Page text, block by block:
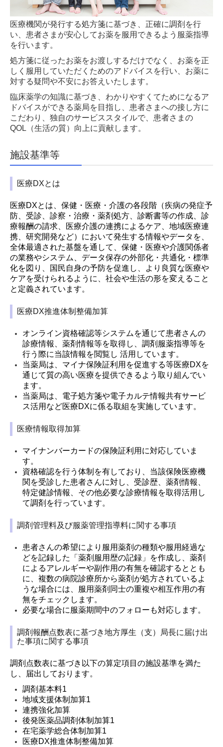
医療機関が発行する処方箋に基づき、正確に調剤を行
い、患者さまが安心してお薬を服用できるよう服薬指導
を行います。
処方箋に従ったお薬をお渡しするだけでなく、お薬を正
しく服用していただくためのアドバイスを行い、お薬に
対する疑問や不安にお答えいたします。
臨床薬学の知識に基づき、わかりやすくてためになるア
ドバイスができる薬局を目指し、患者さまへの接し方に
こだわり、独自のサービススタイルで、患者さまの
QOL（生活の質）向上に貢献します。
施設基準等
医療DXとは
医療DXとは、保健・医療・介護の各段階（疾病の発症予
防、受診、診察・治療・薬剤処方、診断書等の作成、診
療報酬の請求、医療介護の連携によるケア、地域医療連
携、研究開発など）において発生する情報やデータを、
全体最適された基盤を通して、保健・医療や介護関係者
の業務やシステム、データ保存の外部化・共通化・標準
化を図り、国民自身の予防を促進し、より良質な医療や
ケアを受けられるように、社会や生活の形を変えること
と定義されています。
医療DX推進体制整備加算
オンライン資格確認等システムを通じて患者さんの
診療情報、薬剤情報等を取得し、調剤服薬指導等を
行う際に当該情報を閲覧し 活用しています。
当薬局は、マイナ保険証利用を促進する等医療DXを
通じて質の高い医療を提供できるよう取り組んでい
ます。
当薬局は、電子処方箋や電子カルテ情報共有サービ
ス活用など医療DXに係る取組を実施しています。
医療情報取得加算
マイナンバーカードの保険証利用に対応していま
す。
資格確認を行う体制を有しており、当該保険医療機
関を受診した患者さんに対し、受診歴、薬剤情報、
特定健診情報、その他必要な診療情報を取得活用し
て調剤を行っています。
調剤管理料及び服薬管理指導料に関する事項
患者さんの希望により服用薬剤の種類や服用経過な
どを記録した「薬剤服用歴の記録」を作成し、 薬剤
によるアレルギーや副作用の有無を確認するととも
に、複数の病院診療所から薬剤が処方されているよ
うな場合には、服用薬剤同士の重複や相互作用の有
無をチェックします。
必要な場合に服薬期間中のフォローも対応します。
調剤報酬点数表に基づき地方厚生（支）局長に届け出
た事項に関する事項
調剤点数表に基づき以下の算定項目の施設基準を満た
し、届出しております。
調剤基本料1
地域支援体制加算1
連携強化加算
後発医薬品調剤体制加算1
在宅薬学総合体制加算1
医療DX推進体制整備加算